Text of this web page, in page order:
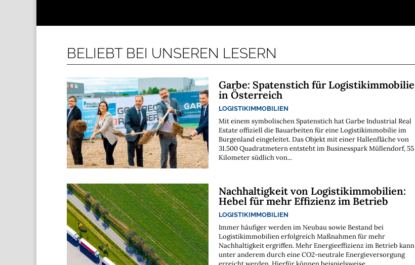
BELIEBT BEI UNSEREN LESERN
Garbe: Spatenstich für Logistikimmobilie
in Österreich
LOGISTIKIMMOBILIEN
Mit einem symbolischen Spatenstich hat Garbe Industrial Real
Estate offiziell die Bauarbeiten für eine Logistikimmobilie im
Burgenland eingeleitet. Das Objekt mit einer Hallenfläche von
31.500 Quadratmetern entsteht im Businesspark Müllendorf, 55
Kilometer südlich von...
Nachhaltigkeit von Logistikimmobilien:
Hebel für mehr Effizienz im Betrieb
LOGISTIKIMMOBILIEN
Immer häufiger werden im Neubau sowie Bestand bei
Logistikimmobilien erfolgreich Maßnahmen für mehr
Nachhaltigkeit ergriffen. Mehr Energieeffizienz im Betrieb kann
unter anderem durch eine CO2-neutrale Energieversorgung